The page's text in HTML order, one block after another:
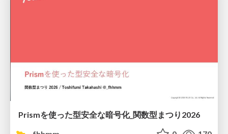
Prismを使った型安全な暗号化_関数型まつり2026